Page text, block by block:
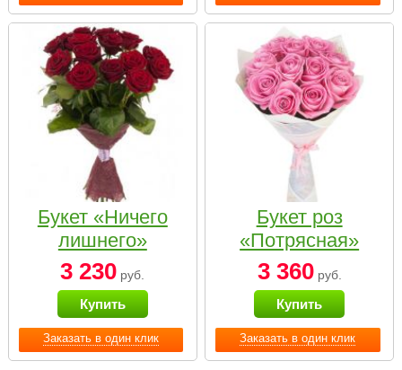
Заказать в один клик
Букет «Ничего
лишнего»
3 230 руб.
Купить
Заказать в один клик
Букет роз
«Потрясная»
3 360руб.
Купить